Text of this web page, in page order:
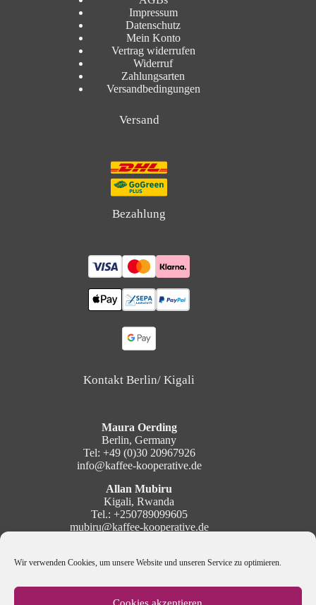
Wir verwenden Cookies, um unsere Website und unseren Service zu optimieren.
Cookies akzeptieren
Impressum
Datenschutz
Mein Konto
Vertrag widerrufen
Widerruf
Zahlungsarten
Versandbedingungen
Versand
Bezahlung
Kontakt Berlin/ Kigali
Maura Oerding
Berlin, Germany
Tel: +49 (0)30 20967926
info@kaffee-kooperative.de
Allan Mubiru
Kigali, Rwanda
Tel.: +250789099605
mubiru@kaffee-kooperative.de
Social Media